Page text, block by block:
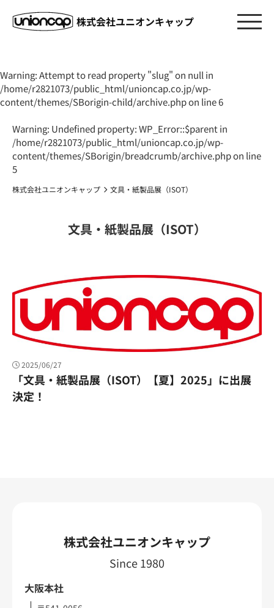
株式会社ユニオンキャップ
Warning: Attempt to read property "slug" on null in
/home/r2821073/public_html/unioncap.co.jp/wp-
content/themes/SBorigin-child/archive.phpon line6
Warning: Undefined property: WP_Error::$parent in
/home/r2821073/public_html/unioncap.co.jp/wp-
content/themes/SBorigin/breadcrumb/archive.phpon line
5
株式会社ユニオンキャップ 文具・紙製品展（ISOT）
文具・紙製品展（ISOT）
2025/06/27
「文具・紙製品展（ISOT）【夏】2025」に出展
決定！
株式会社ユニオンキャップ
Since 1980
大阪本社